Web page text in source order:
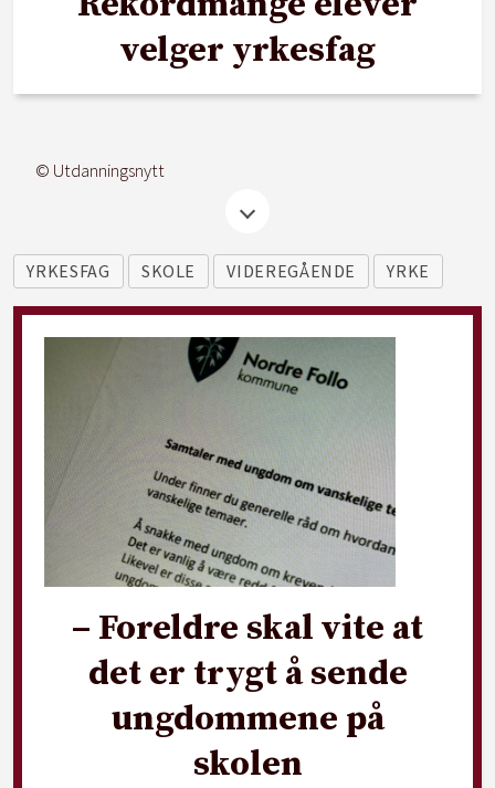
velger yrkesfag
© Utdanningsnytt
YRKESFAG SKOLE VIDEREGÅENDE YRKE
– Foreldre skal vite at
det er trygt å sende
ungdommene på
skolen